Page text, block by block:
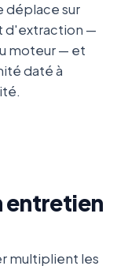
déplace sur
d'extraction —
moteur — et
daté à
entretien
multiplient les